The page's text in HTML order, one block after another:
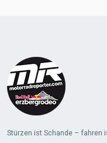
Stürzen ist Schande – fahren